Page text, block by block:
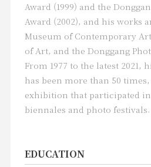
He doesn't care about
than photography.
photography in 1973, he
frighteningly
work. When you visit
Miryang, you are
amount of work he has
throughout his life
from his college days at
Award (1999) and the
Award (2002), and his works
Museum of Contemporary
of Art, and the Donggang
From 1977 to the latest 2021,
has been more than 50
exhibition that participated
biennales and photo festivals.
EDUCATION